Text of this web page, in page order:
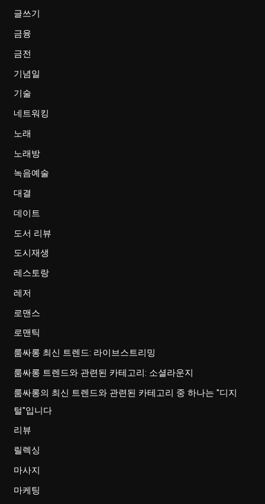
글쓰기
금융
금전
기념일
기술
네트워킹
노래
노래방
녹음예술
대결
데이트
도서 리뷰
도시재생
레스토랑
레저
로맨스
로맨틱
룸싸롱 최신 트렌드: 라이브스트리밍
룸싸롱 트렌드와 관련된 카테고리: 소셜라운지
룸싸롱의 최신 트렌드와 관련된 카테고리 중 하나는 "디지
털"입니다
리뷰
릴렉싱
마사지
마케팅